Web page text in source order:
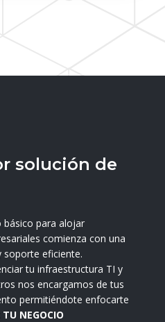
solución de
básico para alojar
comienza con una
eficiente.
tu infraestructura TI y
nos encargamos de tus
permitiéndote enfocarte
TU NEGOCIO